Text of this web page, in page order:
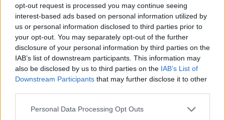
opt-out request is processed you may continue seeing
interest-based ads based on personal information utilized by
us or personal information disclosed to third parties prior to
your opt-out. You may separately opt-out of the further
disclosure of your personal information by third parties on the
IAB’s list of downstream participants. This information may
also be disclosed by us to third parties on the IAB’s List of
Downstream Participants that may further disclose it to other
Personal Data Processing Opt Outs
Lal­ki Bo­le­sła­wa Pru­sa. W swo­jej od­po­
wie­dzi uwzględ­nij rów­nież wy­bra­ny
kon­tekst.
Kategorie
opracowania
Dziewczyna – interpretacja